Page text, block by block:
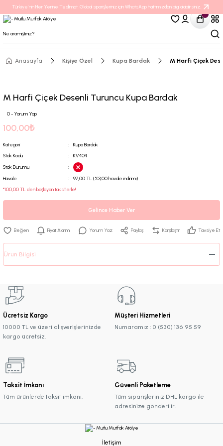
Türkiye’nin Her Yerine Teslimat. Global siparişleriniz için WhatsApp hattımızdan bilgi alabilirsiniz.
Anasayfa Kişiye Özel Kupa Bardak M Harfi Çiçek
M Harfi Çiçek Desenli Turuncu Kupa Bardak
0 - Yorum Yap
100,00₺
Kategori
Kupa Bardak
Stok Kodu
KV404
Stok Durumu
Havale
97,00 TL (%3,00 havale indirimi)
*100,00 TL den başlayan taksitlerle!
Gelince Haber Ver
Fiyat Alarmı Yorum Yaz Paylaş Karşılaştır Tavsiye Et
Ürün Bilgisi
Ücretsiz Kargo
10000 TL ve üzeri alışverişlerinizde
kargo ücretsiz.
Müşteri Hizmetleri
Numaramız : 0 (530) 136 95 59
Taksit İmkanı
Tüm ürünlerde taksit imkanı.
Güvenli Paketleme
Tüm siparişleriniz DHL kargo ile
adresinize gönderilir.
İletişim